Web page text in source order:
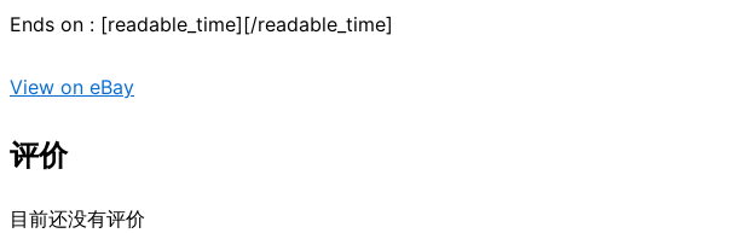
Ends on : [readable_time][/readable_time]
View on eBay
评价
目前还没有评价